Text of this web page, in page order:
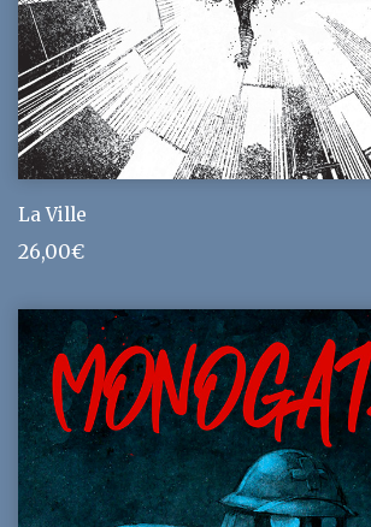
La Ville
26,00€